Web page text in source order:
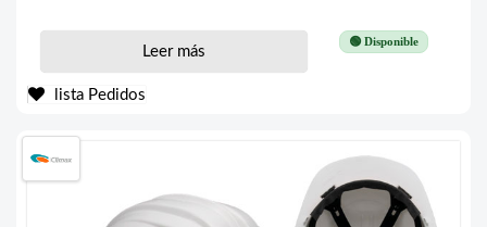
🟢 Disponible
Leer más
lista Pedidos